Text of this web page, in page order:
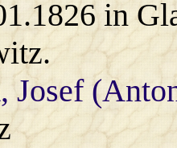
in
, Josef